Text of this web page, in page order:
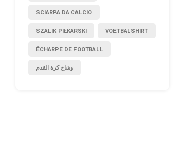
SCIARPA DA CALCIO
SZALIK PIŁKARSKI VOETBALSHIRT
ÉCHARPE DE FOOTBALL
وشاح كرة القدم